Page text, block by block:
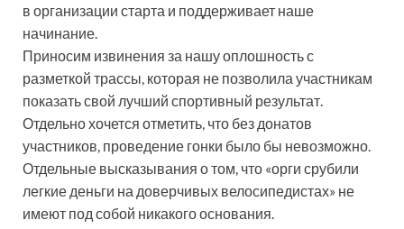
в организации старта и поддерживает наше
начинание.
Приносим извинения за нашу оплошность с
разметкой трассы, которая не позволила участникам
показать свой лучший спортивный результат.
Отдельно хочется отметить, что без донатов
участников, проведение гонки было бы невозможно.
Отдельные высказывания о том, что «орги срубили
легкие деньги на доверчивых велосипедистах» не
имеют под собой никакого основания.